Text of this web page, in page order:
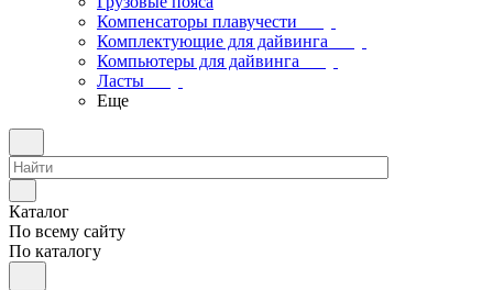
Компенсаторы плавучести
Комплектующие для дайвинга
Компьютеры для дайвинга
Ласты
Еще
Каталог
По всему сайту
По каталогу